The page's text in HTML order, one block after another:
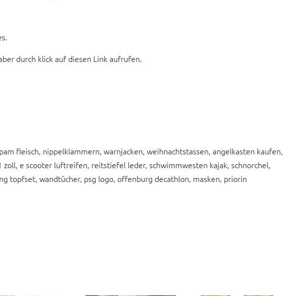
durch klick auf diesen Link aufrufen.
fleisch, nippelklammern, warnjacken, weihnachtstassen, angelkasten kaufen,
e scooter luftreifen, reitstiefel leder, schwimmwesten kajak, schnorchel,
topfset, wandtücher, psg logo, offenburg decathlon, masken, priorin